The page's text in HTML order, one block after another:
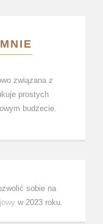
związana z
prostych
budżecie.
sobie na
w 2023 roku.